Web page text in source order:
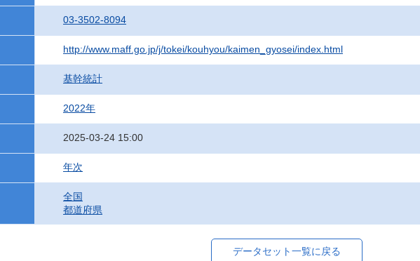
03-3502-8094
http://www.maff.go.jp/j/tokei/kouhyou/kaimen_gyosei/index.html
基幹統計
2022年
2025-03-24 15:00
年次
全国
都道府県
データセット一覧に戻る